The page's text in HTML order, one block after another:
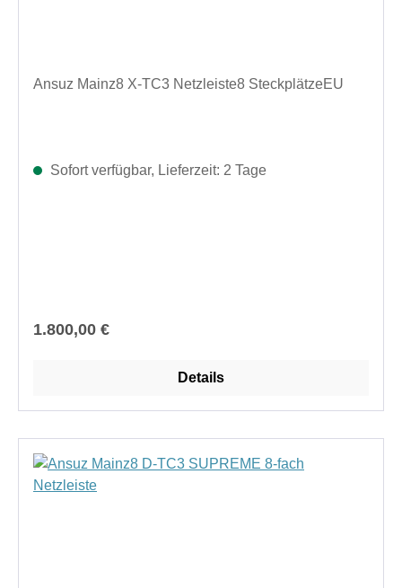
Ansuz Mainz8 X-TC3 Netzleiste8 SteckplätzeEU
Sofort verfügbar, Lieferzeit: 2 Tage
Regulärer Preis:
1.800,00 €
Details